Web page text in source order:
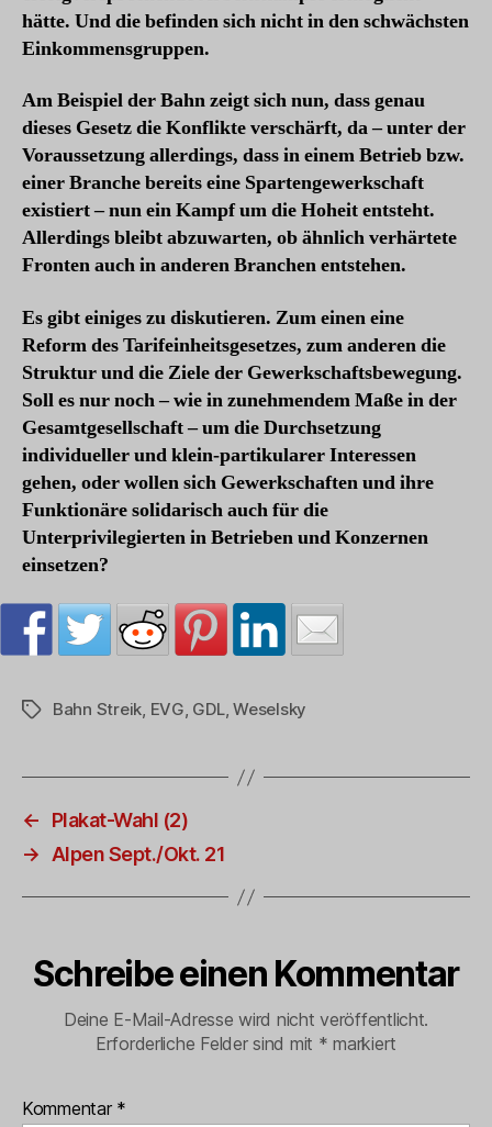
hätte. Und die befinden sich nicht in den schwächsten
Einkommensgruppen.
Am Beispiel der Bahn zeigt sich nun, dass genau
dieses Gesetz die Konflikte verschärft, da – unter der
Voraussetzung allerdings, dass in einem Betrieb bzw.
einer Branche bereits eine Spartengewerkschaft
existiert – nun ein Kampf um die Hoheit entsteht.
Allerdings bleibt abzuwarten, ob ähnlich verhärtete
Fronten auch in anderen Branchen entstehen.
Es gibt einiges zu diskutieren. Zum einen eine
Reform des Tarifeinheitsgesetzes, zum anderen die
Struktur und die Ziele der Gewerkschaftsbewegung.
Soll es nur noch – wie in zunehmendem Maße in der
Gesamtgesellschaft – um die Durchsetzung
individueller und klein-partikularer Interessen
gehen, oder wollen sich Gewerkschaften und ihre
Funktionäre solidarisch auch für die
Unterprivilegierten in Betrieben und Konzernen
einsetzen?
Schlagwörter
Bahn Streik, EVG, GDL,Weselsky
←
Plakat-Wahl (2)
→
Alpen Sept./Okt. 21
Schreibe einen Kommentar
Deine E-Mail-Adresse wird nicht veröffentlicht.
Erforderliche Felder sind mit * markiert
Kommentar *